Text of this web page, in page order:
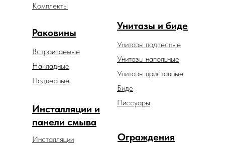
Унитазы и биде
Унитазы подвесные
Унитазы напольные
Унитазы приставные
Раковины
Встраиваемые
Накладные
Подвесные
Ограждения
Биде
Инсталляции и
панели смыва
Инсталляции
Комплекты
Писсуары